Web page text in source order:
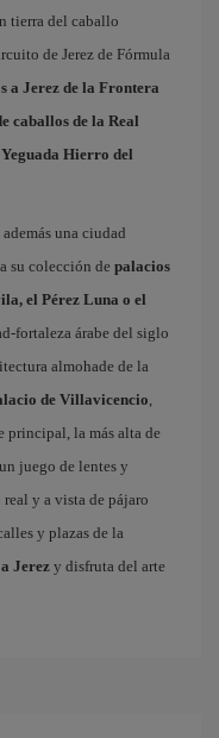
tierra del caballo
de Jerez de Fórmula
a Jerez de la Frontera
caballos de la Real
Hierro del
una ciudad
su colección de palacios
el Pérez Luna o el
fortaleza árabe del siglo
almohade de la
de Villavicencio,
la más alta de
juego de lentes y
y a vista de pájaro
y plazas de la
Jerez y disfruta del arte